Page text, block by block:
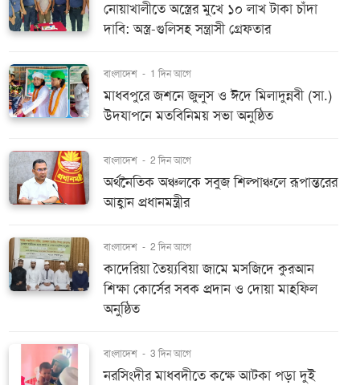
নোয়াখালীতে অস্ত্রের মুখে ১০ লাখ টাকা চাঁদা
দাবি: অস্ত্র-গুলিসহ সন্ত্রাসী গ্রেফতার
বাংলাদেশ - 1 দিন আগে
মাধবপুরে জশনে জুলুস ও ঈদে মিলাদুন্নবী (সা.)
উদযাপনে মতবিনিময় সভা অনুষ্ঠিত
বাংলাদেশ - 2 দিন আগে
অর্থনৈতিক অঞ্চলকে সবুজ শিল্পাঞ্চলে রূপান্তরের
আহ্বান প্রধানমন্ত্রীর
বাংলাদেশ - 2 দিন আগে
কাদেরিয়া তৈয়্যবিয়া জামে মসজিদে কুরআন
শিক্ষা কোর্সের সবক প্রদান ও দোয়া মাহফিল
অনুষ্ঠিত
বাংলাদেশ - 3 দিন আগে
নরসিংদীর মাধবদীতে কক্ষে আটকা পড়া দুই